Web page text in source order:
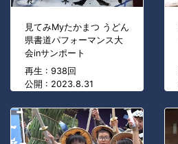
見てみMyたかまつ うどん
県書道パフォーマンス大
会inサンポート
再生 : 938回
公開 : 2023.8.31